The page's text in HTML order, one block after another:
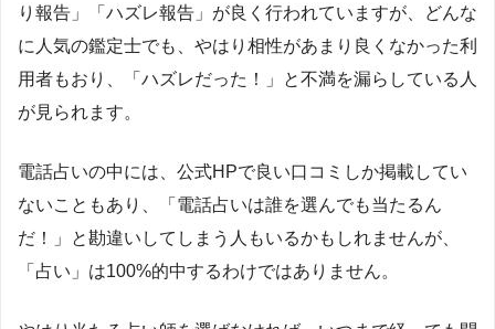
り報告」「ハズレ報告」が良く行われていますが、どんな
に人気の鑑定士でも、やはり相性があまり良くなかった利
用者もおり、「ハズレだった！」と不満を漏らしている人
が見られます。
電話占いの中には、公式HPで良い口コミしか掲載してい
ないこともあり、「電話占いは誰を選んでも当たるん
だ！」と勘違いしてしまう人もいるかもしれませんが、
「占い」は100%的中するわけではありません。